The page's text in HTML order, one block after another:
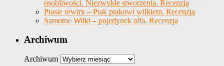
osobliwości. Niezwykłe stworzenia. Recenzja
Ptasie rewiry – Ptak ptakowi wilkiem. Recenzja
Samotne Wilki – pojedynek alfa. Recenzja
Archiwum
Archiwum